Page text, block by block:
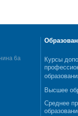
6а
Курсы
Высшее
Среднее